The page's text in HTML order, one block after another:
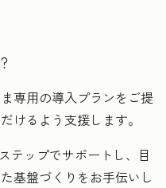
専用の導入プランをご提
けるよう支援します。
テップでサポートし、目
基盤づくりをお手伝いし